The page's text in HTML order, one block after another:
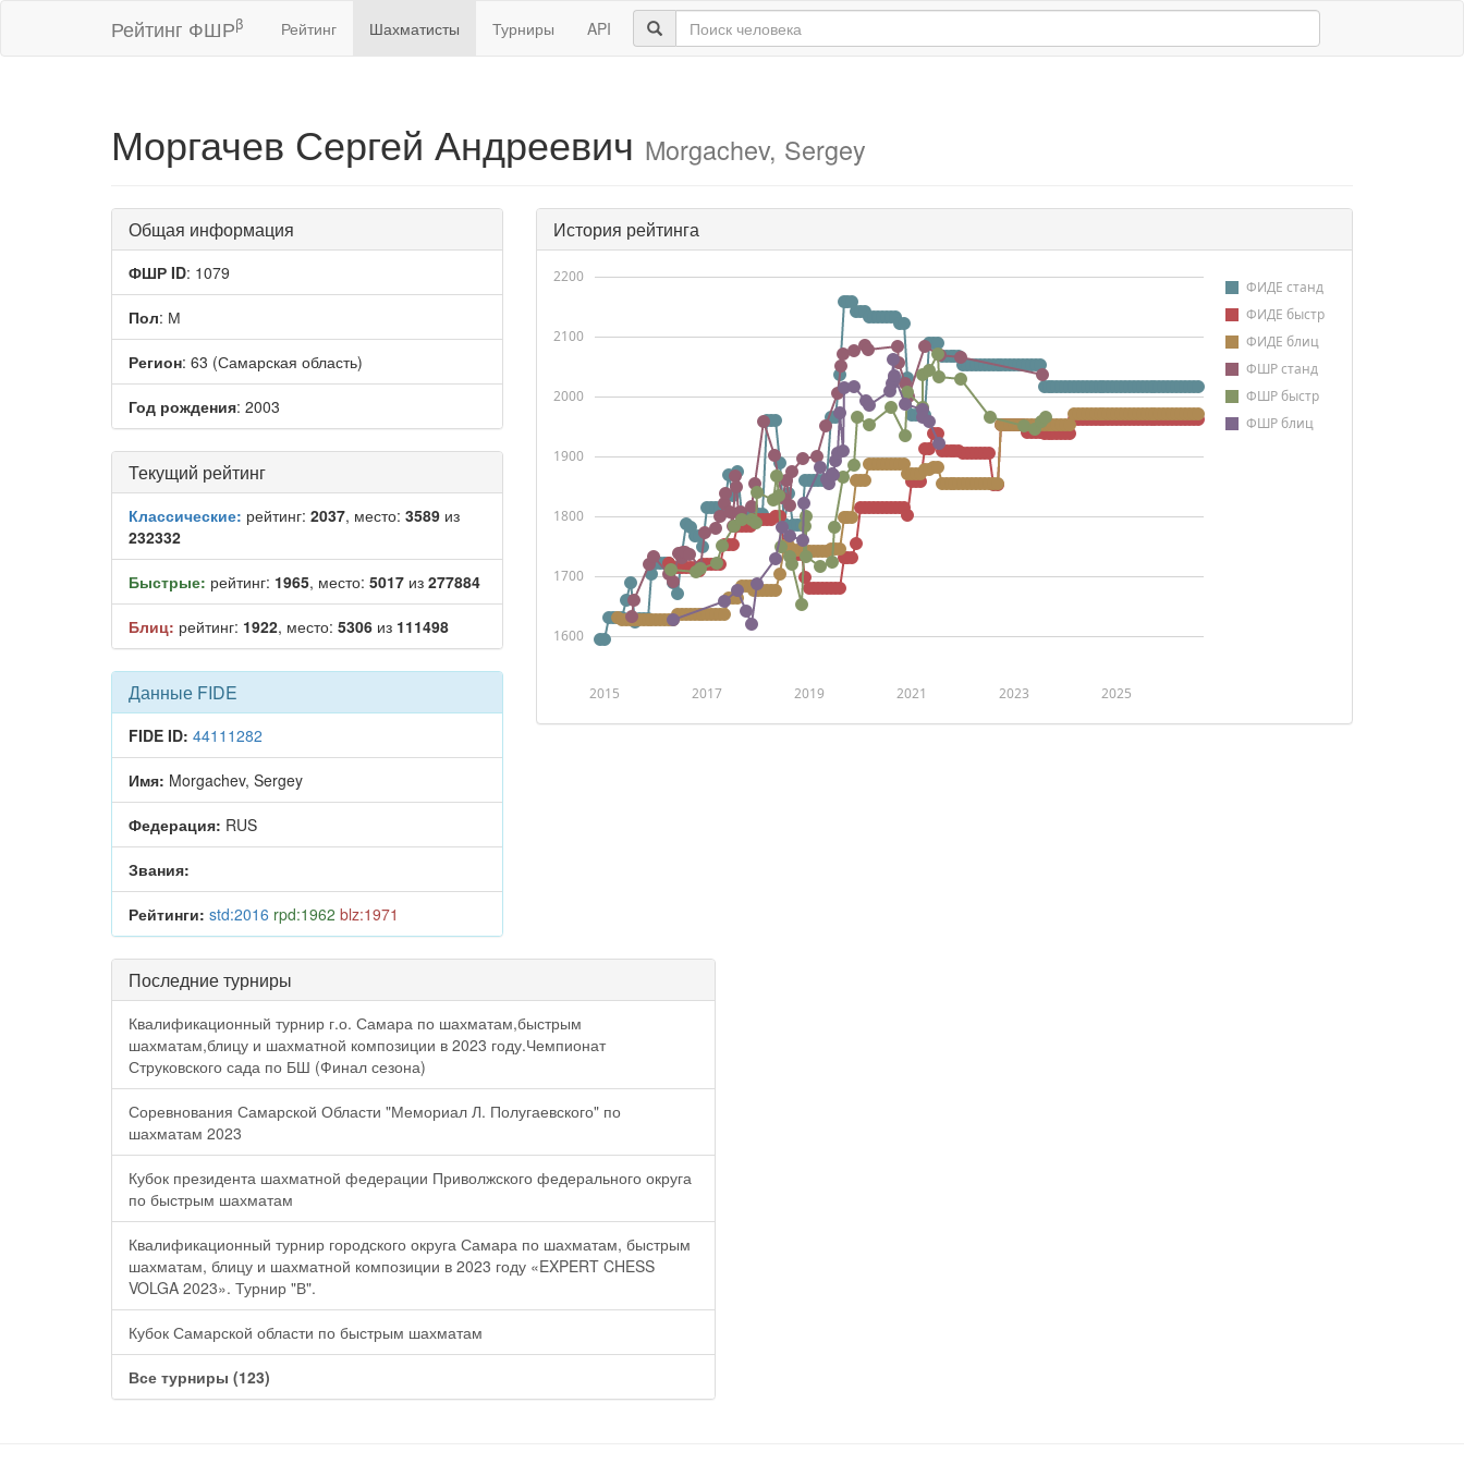
Рейтинг ФШРβ Рейтинг Шахматисты Турниры API
Моргачев Сергей Андреевич Morgachev, Sergey
Общая информация
ФШР ID: 1079
Пол: М
Регион: 63 (Самарская область)
Год рождения: 2003
Текущий рейтинг
Классические: рейтинг: 2037, место: 3589 из
232332
Быстрые: рейтинг: 1965, место: 5017 из 277884
Блиц: рейтинг: 1922, место: 5306 из 111498
Данные FIDE
FIDE ID: 44111282
Имя: Morgachev, Sergey
Федерация: RUS
Звания:
Рейтинги: std:2016 rpd:1962 blz:1971
История рейтинга
ФИДЕ станд
ФИДЕ быстр
ФИДЕ блиц
ФШР станд
ФШР быстр
ФШР блиц
2015 2017 2019 2021 2023 2025
1600
1700
1800
1900
2000
2100
2200
Последние турниры
Квалификационный турнир г.о. Самара по шахматам,быстрым
шахматам,блицу и шахматной композиции в 2023 году.Чемпионат
Струковского сада по БШ (Финал сезона)
Соревнования Самарской Области "Мемориал Л. Полугаевского" по
шахматам 2023
Кубок президента шахматной федерации Приволжского федерального округа
по быстрым шахматам
Квалификационный турнир городского округа Самара по шахматам, быстрым
шахматам, блицу и шахматной композиции в 2023 году «EXPERT CHESS
VOLGA 2023». Турнир "В".
Кубок Самарской области по быстрым шахматам
Все турниры (123)